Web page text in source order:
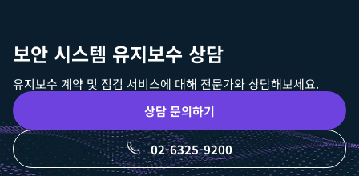
보안 시스템 유지보수 상담
유지보수 계약 및 점검 서비스에 대해 전문가와 상담해보세요.
02-6325-9200
상담 문의하기